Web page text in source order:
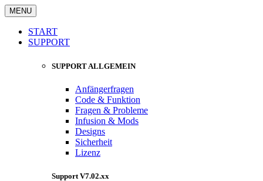
MENU
START
SUPPORT
SUPPORT ALLGEMEIN
Anfängerfragen
Code & Funktion
Fragen & Probleme
Infusion & Mods
Designs
Sicherheit
Lizenz
Support V7.02.xx